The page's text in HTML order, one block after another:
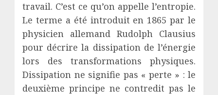
travail. C’est ce qu’on appelle l’entropie.
Le terme a été introduit en 1865 par le
physicien allemand Rudolph Clausius
pour décrire la dissipation de l’énergie
lors des transformations physiques.
Dissipation ne signifie pas « perte » : le
deuxième principe ne contredit pas le